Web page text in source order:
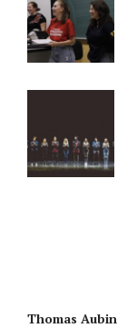
Thomas Aubin